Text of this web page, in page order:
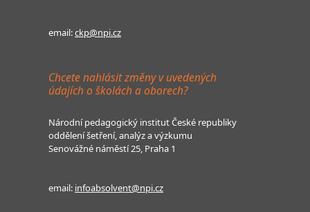
email:ckp@npi.cz
Chcete nahlásit změny v uvedených
údajích o školách a oborech?
Národní pedagogický institut České republiky
oddělení šetření, analýz a výzkumu
Senovážné náměstí 25, Praha 1
email: infoabsolvent@npi.cz